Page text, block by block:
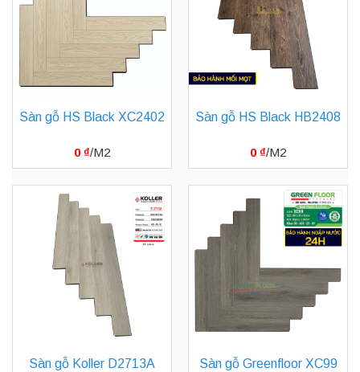
Sàn gỗ HS Black XC2402
0 ₫
Sàn gỗ HS Black HB2408
0 ₫
Sàn gỗ Koller D2713A Sàn gỗ Greenfloor XC99